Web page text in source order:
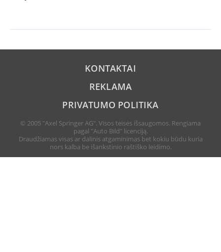
KONTAKTAI
REKLAMA
PRIVATUMO POLITIKA
© 2005 "Axel Springer AG". Visos teisės išsaugomos. Rengiama
pagal "Auto Bild" licenciją.
Draudžiamas visas ar dalinis atgaminimas bet kokiu būdu kuria
nors kalba be išankstinio raštiško leidimo.